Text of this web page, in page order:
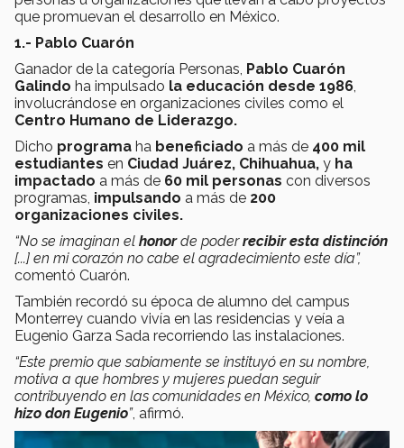
que promuevan el desarrollo en México.
1.- Pablo Cuarón
Ganador de la categoría Personas, Pablo Cuarón
Galindo ha impulsado la educación desde 1986,
involucrándose en organizaciones civiles como el
Centro Humano de Liderazgo.
Dicho programa ha beneficiado a más de 400 mil
estudiantes en Ciudad Juárez, Chihuahua, y ha
impactado a más de 60 mil personas con diversos
programas, impulsando a más de 200
organizaciones civiles.
“No se imaginan el honorde poderrecibir esta distinción
[...] en mi corazón no cabe el agradecimiento este día”,
comentó Cuarón.
También recordó su época de alumno del campus
Monterrey cuando vivía en las residencias y veía a
Eugenio Garza Sada recorriendo las instalaciones.
“Este premio que sabiamente se instituyó en su nombre,
motiva a que hombres y mujeres puedan seguir
contribuyendo en las comunidades en México, como lo
hizo don Eugenio”, afirmó.